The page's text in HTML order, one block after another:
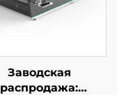
Заводская
распродажа: